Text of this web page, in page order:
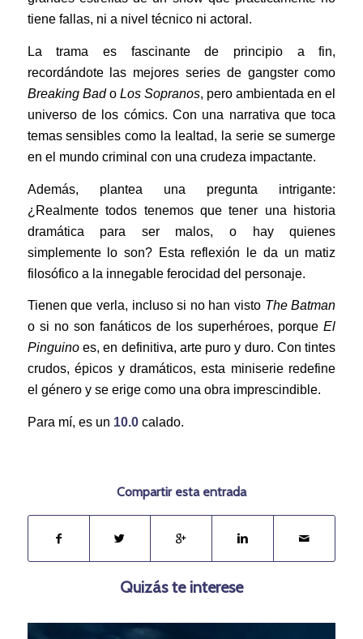
tiene fallas, ni a nivel técnico ni actoral.
La trama es fascinante de principio a fin,
recordándote las mejores series de gangster como
Breaking Bado Los Sopranos, pero ambientada en el
universo de los cómics. Con una narrativa que toca
temas sensibles como la lealtad, la serie se sumerge
en el mundo criminal con una crudeza impactante.
Además, plantea una pregunta intrigante:
¿Realmente todos tenemos que tener una historia
dramática para ser malos, o hay quienes
simplemente lo son? Esta reflexión le da un matiz
filosófico a la innegable ferocidad del personaje.
Tienen que verla, incluso si no han visto The Batman
o si no son fanáticos de los superhéroes, porqueEl
Pinguinoes, en definitiva, arte puro y duro. Con tintes
crudos, épicos y dramáticos, esta miniserie redefine
el género y se erige como una obra imprescindible.
Para mí, es un 10.0calado.
Compartir esta entrada
Quizás te interese